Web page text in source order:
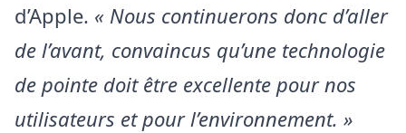
d’Apple. « Nous continuerons donc d’aller
de l’avant, convaincus qu’une technologie
de pointe doit être excellente pour nos
utilisateurs et pour l’environnement. »